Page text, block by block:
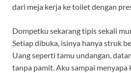
dari meja kerja ke toilet dengan
Dompetku sekarang tipis sekali
Setiap dibuka, isinya hanya struk
Uang seperti tamu undangan,
tanpa pamit. Aku sampai